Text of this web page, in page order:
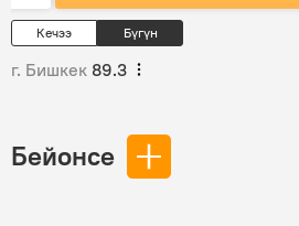
Кечээ Бүгүн
г. Бишкек 89.3
Бейонсе